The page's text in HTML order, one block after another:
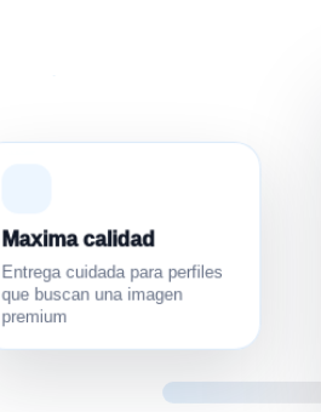
Maxima calidad
Entrega cuidada para perfiles
que buscan una imagen
premium